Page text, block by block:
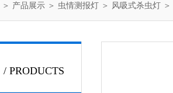
＞ 产品展示 ＞ 虫情测报灯 ＞ 风吸式杀虫灯
/ PRODUCTS